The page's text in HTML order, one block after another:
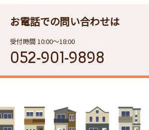
お電話での問い合わせは
受付時間 10:00〜18:00
052-901-9898